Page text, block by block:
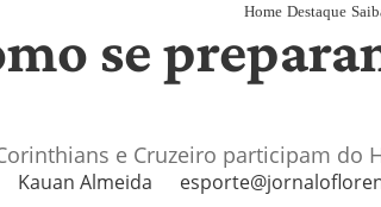
Home Destaque
se
e Cruzeiro participam do
Kauan Almeida